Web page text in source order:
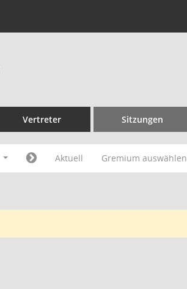
Vertreter Sitzungen
Aktuell Gremium auswählen